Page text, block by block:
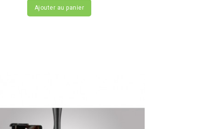
Ajouter au panier